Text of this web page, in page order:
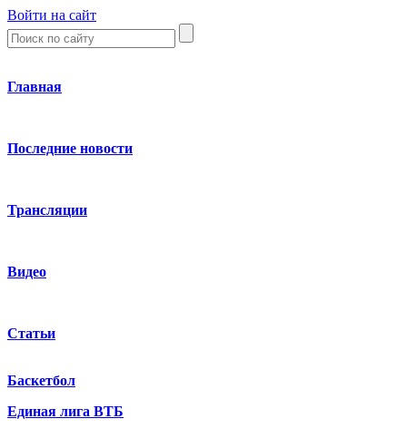
Войти на сайт
Главная
Последние новости
Трансляции
Видео
Статьи
Баскетбол
Единая лига ВТБ